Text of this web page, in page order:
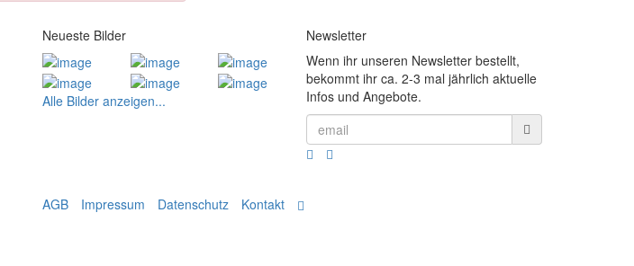
Neueste Bilder
Alle Bilder anzeigen...
Newsletter
Wenn ihr unseren Newsletter bestellt,
bekommt ihr ca. 2-3 mal jährlich aktuelle
Infos und Angebote.
AGB Impressum Datenschutz Kontakt